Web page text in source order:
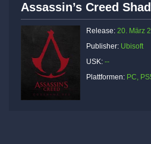
Assassin’s Creed
Release: 20. März
Publisher: Ubisoft
USK: --
Plattformen: PC,